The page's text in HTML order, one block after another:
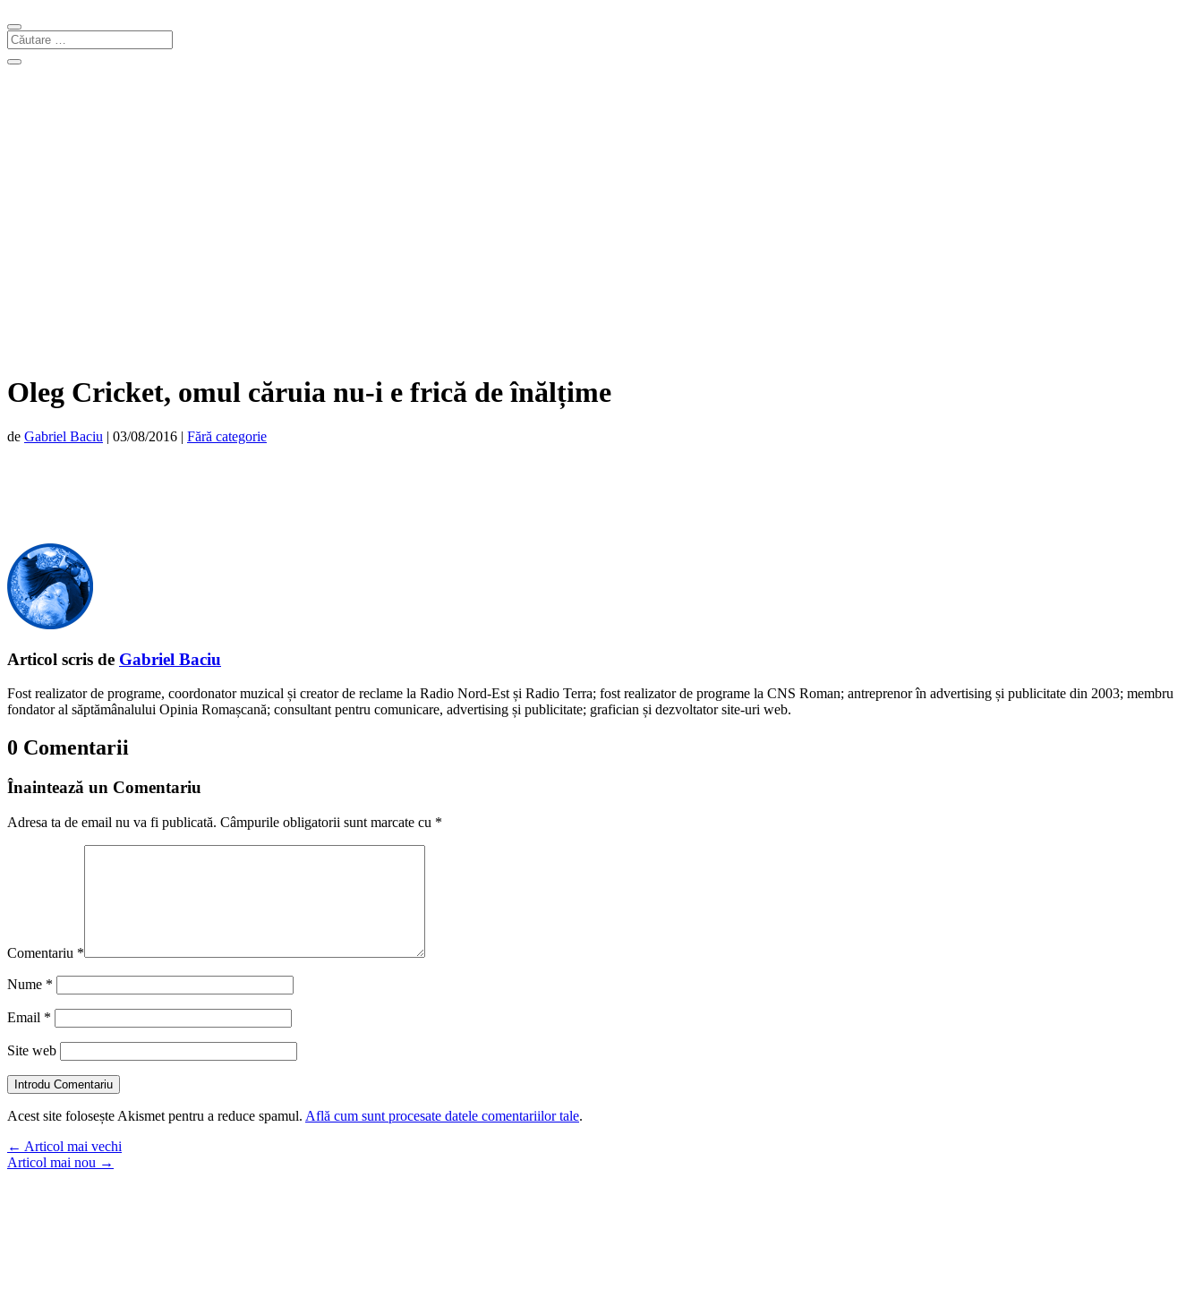
Oleg Cricket, omul căruia nu-i e frică de înălțime
de Gabriel Baciu | 03/08/2016 | Fără categorie
Articol scris de Gabriel Baciu
Fost realizator de programe, coordonator muzical și creator de reclame la Radio Nord-Est și Radio Terra; fost realizator de programe la CNS Roman; antreprenor în advertising și publicitate din 2003; membru
fondator al săptămânalului Opinia Romașcană; consultant pentru comunicare, advertising și publicitate; grafician și dezvoltator site-uri web.
0 Comentarii
Înaintează un Comentariu
Adresa ta de email nu va fi publicată. Câmpurile obligatorii sunt marcate cu *
Comentariu *
Nume *
Email *
Site web
Introdu Comentariu
Acest site folosește Akismet pentru a reduce spamul. Află cum sunt procesate datele comentariilor tale.
← Articol mai vechi
Articol mai nou →